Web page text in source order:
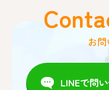
お
LINEで問